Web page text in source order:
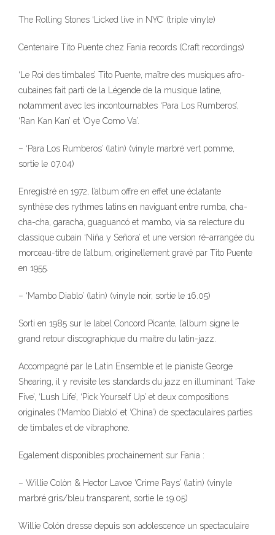
The Rolling Stones ‘Licked live in NYC’ (triple vinyle)
Centenaire Tito Puente chez Fania records (Craft recordings)
‘Le Roi des timbales’ Tito Puente, maître des musiques afro-
cubaines fait parti de la Légende de la musique latine,
notamment avec les incontournables ‘Para Los Rumberos’,
‘Ran Kan Kan’ et ‘Oye Como Va’.
– ‘Para Los Rumberos’ (latin) (vinyle marbré vert pomme,
sortie le 07.04)
Enregistré en 1972, l’album offre en effet une éclatante
synthèse des rythmes latins en naviguant entre rumba, cha-
cha-cha, garacha, guaguancó et mambo, via sa relecture du
classique cubain ‘Niña y Señora’ et une version ré-arrangée du
morceau-titre de l’album, originellement gravé par Tito Puente
en 1955.
– ‘Mambo Diablo’ (latin) (vinyle noir, sortie le 16.05)
Sorti en 1985 sur le label Concord Picante, l’album signe le
grand retour discographique du maitre du latin-jazz.
Accompagné par le Latin Ensemble et le pianiste George
Shearing, il y revisite les standards du jazz en illuminant ‘Take
Five’, ‘Lush Life’, ‘Pick Yourself Up’ et deux compositions
originales (‘Mambo Diablo’ et ‘China’) de spectaculaires parties
de timbales et de vibraphone.
Egalement disponibles prochainement sur Fania :
– Willie Colòn & Hector Lavoe ‘Crime Pays’ (latin) (vinyle
marbré gris/bleu transparent, sortie le 19.05)
Willie Colón dresse depuis son adolescence un spectaculaire